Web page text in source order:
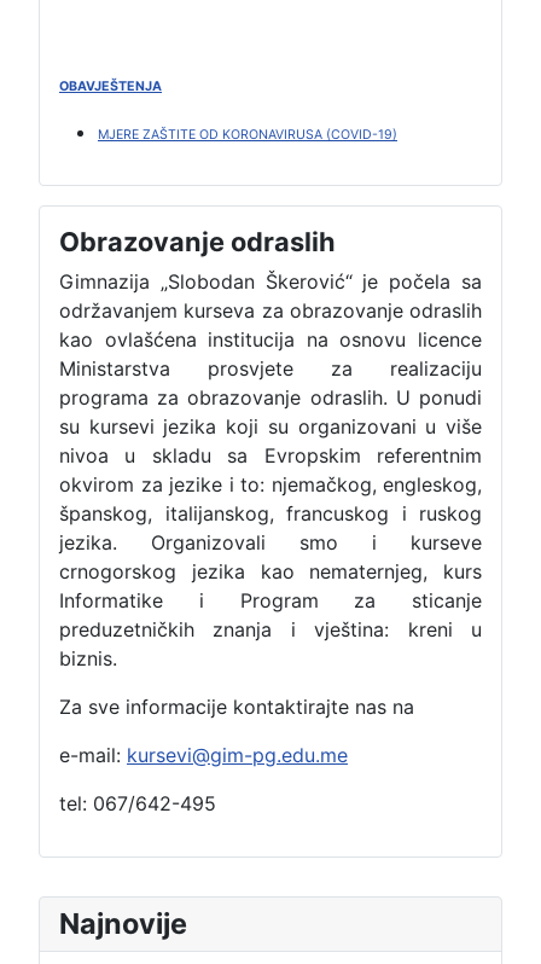
Najnovije
OBAVJEŠTENJA
MJERE ZAŠTITE OD KORONAVIRUSA (COVID-19)
Obrazovanje odraslih
Gimnazija „Slobodan Škerović“ je počela sa
održavanjem kurseva za obrazovanje odraslih
kao ovlašćena institucija na osnovu licence
Ministarstva prosvjete za realizaciju
programa za obrazovanje odraslih. U ponudi
su kursevi jezika koji su organizovani u više
nivoa u skladu sa Evropskim referentnim
okvirom za jezike i to: njemačkog, engleskog,
španskog, italijanskog, francuskog i ruskog
jezika. Organizovali smo i kurseve
crnogorskog jezika kao nematernjeg, kurs
Informatike i Program za sticanje
preduzetničkih znanja i vještina: kreni u
biznis.
Za sve informacije kontaktirajte nas na
e-mail: kursevi@gim-pg.edu.me
tel: 067/642-495